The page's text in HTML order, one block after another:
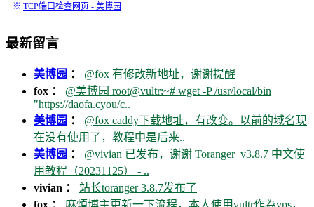
※ TCP端口检查网页 - 美博园
最新留言
美博园 ： @fox 有修改新地址，谢谢提醒
fox ： @美博园 root@vultr:~# wget -P /usr/local/bin
"https://daofa.cyou/c..
美博园 ： @fox caddy下载地址，有改变。以前的域名现
在没有使用了，教程中是后来..
美博园 ： @vivian 已发布，谢谢 Toranger_v3.8.7 中文使
用教程（20231125） - ..
vivian ： 站长toranger 3.8.7发布了
fox ： 麻煩博主更新一下流程，本人使用vultr作為vps，